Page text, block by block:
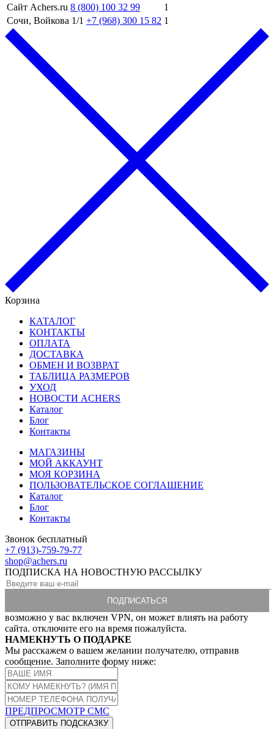
Сайт Achers.ru 8 (800) 100 32 99
1
Сочи, Войкова 1/1 +7 (968) 300 15 82 1
Корзина
КАТАЛОГ
КОНТАКТЫ
ОПЛАТА
ДОСТАВКА
ОБМЕН И ВОЗВРАТ
ТАБЛИЦА РАЗМЕРОВ
УХОД
НОВОСТИ ACHERS
Каталог
Блог
Контакты
МАГАЗИНЫ
МОЙ АККАУНТ
МОЯ КОРЗИНА
ПОЛЬЗОВАТЕЛЬСКОЕ СОГЛАШЕНИЕ
Каталог
Блог
Контакты
Звонок бесплатный
+7 (913)-759-79-77
shop@achers.ru
ПОДПИСКА НА НОВОСТНУЮ РАССЫЛКУ
возможно у вас включен VPN, он может влиять на работу
сайта. отключите его на время пожалуйста.
НАМЕКНУТЬ О ПОДАРКЕ
Мы расскажем о вашем желании получателю, отправив
сообщение. Заполните форму ниже:
ПРЕДПРОСМОТР СМС
ОТПРАВИТЬ ПОДСКАЗКУ